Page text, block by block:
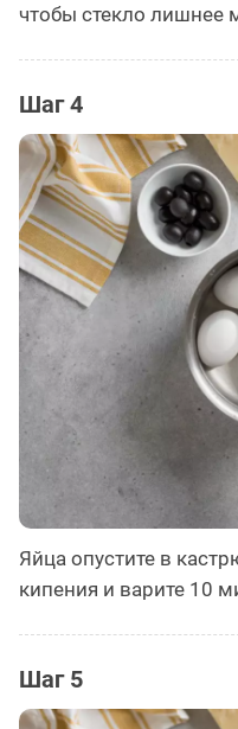
чтобы стекло лишнее
Шаг 4
Яйца опустите в
кипения и варите 10
Шаг 5